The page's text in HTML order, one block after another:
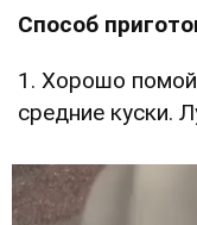
Способ
1. Хорошо
средние куски.